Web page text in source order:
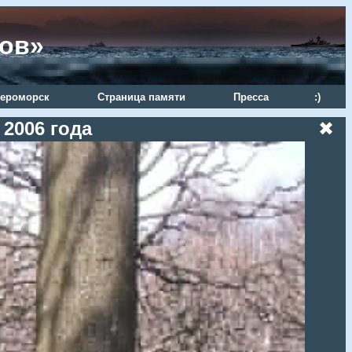
Страница памяти Пресса :)
года ✖